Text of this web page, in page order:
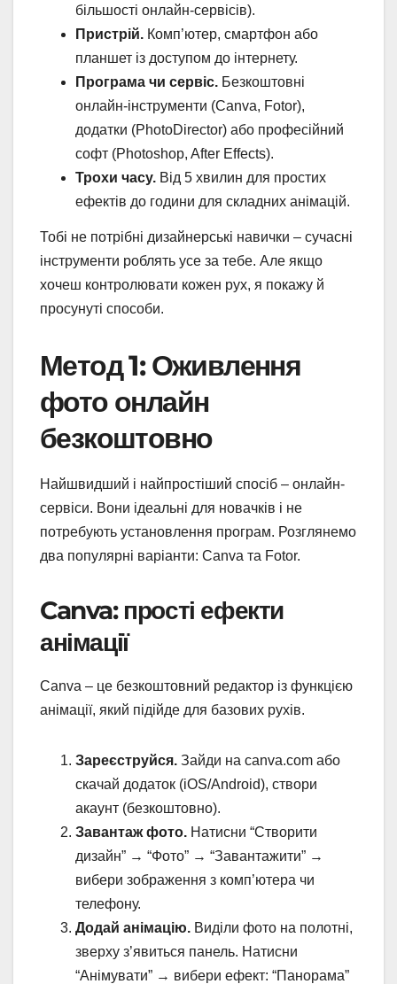
більшості онлайн-сервісів).
Пристрій. Комп’ютер, смартфон або
планшет із доступом до інтернету.
Програма чи сервіс. Безкоштовні
онлайн-інструменти (Canva, Fotor),
додатки (PhotoDirector) або професійний
софт (Photoshop, After Effects).
Трохи часу. Від 5 хвилин для простих
ефектів до години для складних анімацій.
Тобі не потрібні дизайнерські навички – сучасні
інструменти роблять усе за тебе. Але якщо
хочеш контролювати кожен рух, я покажу й
просунуті способи.
Метод 1: Оживлення
фото онлайн
безкоштовно
Найшвидший і найпростіший спосіб – онлайн-
сервіси. Вони ідеальні для новачків і не
потребують установлення програм. Розглянемо
два популярні варіанти: Canva та Fotor.
Canva: прості ефекти
анімації
Canva – це безкоштовний редактор із функцією
анімації, який підійде для базових рухів.
Зареєструйся. Зайди на canva.com або
скачай додаток (iOS/Android), створи
акаунт (безкоштовно).
Завантаж фото. Натисни “Створити
дизайн” → “Фото” → “Завантажити” →
вибери зображення з комп’ютера чи
телефону.
Додай анімацію. Виділи фото на полотні,
зверху з’явиться панель. Натисни
“Анімувати” → вибери ефект: “Панорама”